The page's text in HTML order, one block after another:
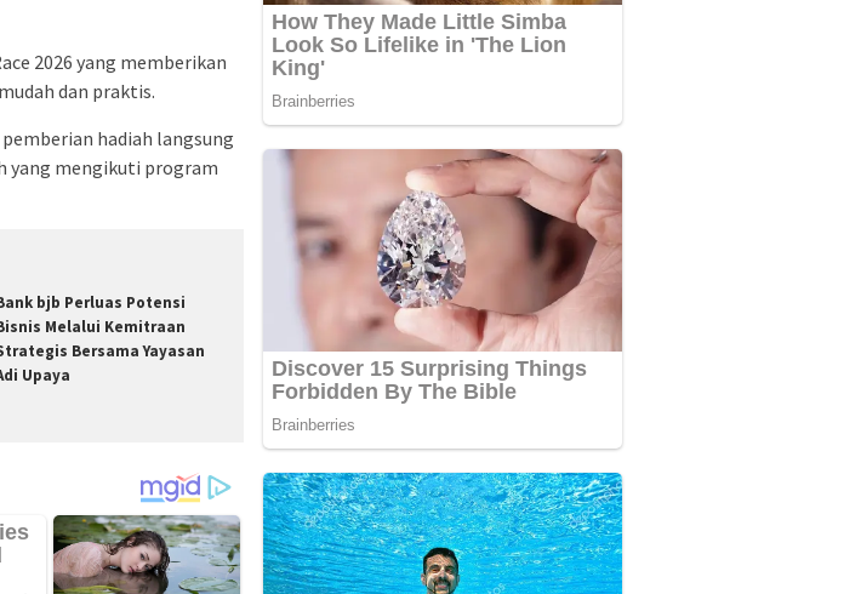
2026 yang memberikan
dan praktis.
hadiah langsung
yang mengikuti program
bjb Perluas Potensi
Melalui Kemitraan
Bersama Yayasan
Upaya